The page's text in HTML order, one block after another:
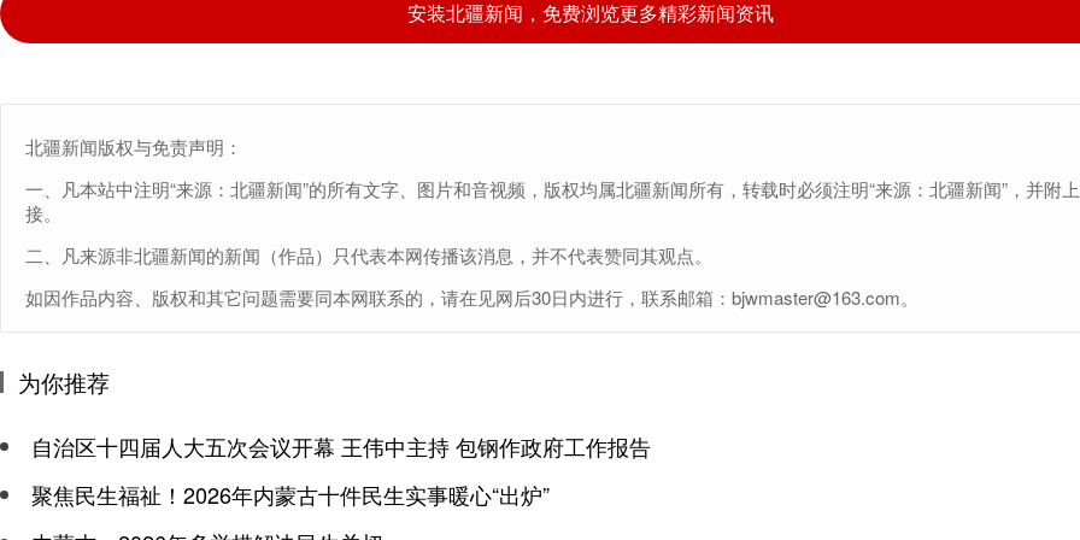
安装北疆新闻，免费浏览更多精彩新闻资讯
北疆新闻版权与免责声明：
一、凡本站中注明“来源：北疆新闻”的所有文字、图片和音视频，版权均属北疆新闻所有，转载时必须注明“来源：北疆新闻”，并附
接。
二、凡来源非北疆新闻的新闻（作品）只代表本网传播该消息，并不代表赞同其观点。
如因作品内容、版权和其它问题需要同本网联系的，请在见网后30日内进行，联系邮箱：bjwmaster@163.com。
为你推荐
自治区十四届人大五次会议开幕 王伟中主持 包钢作政府工作报告
聚焦民生福祉！2026年内蒙古十件民生实事暖心“出炉”